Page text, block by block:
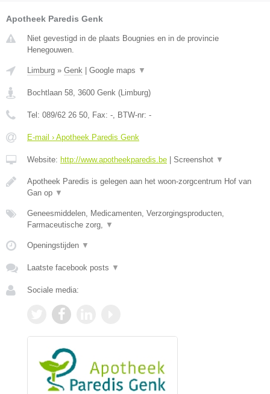
Apotheek Paredis Genk
Niet gevestigd in de plaats Bougnies en in de provincie
Henegouwen.
Limburg » Genk | Google maps ▼
Bochtlaan 58 3600 Genk (Limburg)
Tel: 089/62 26 50 , Fax: - , BTW-nr: -
E-mail › Apotheek Paredis Genk
Website: http://www.apotheekparedis.be | Screenshot ▼
Apotheek Paredis is gelegen aan het woon-zorgcentrum Hof van
Gan op ▼
Geneesmiddelen, Medicamenten, Verzorgingsproducten,
Farmaceutische zorg,
▼
Openingstijden ▼
Laatste facebook posts ▼
Sociale media: